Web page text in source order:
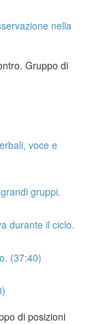
nella
Gruppo di
voce e
gruppi.
durante il ciclo.
(37:40)
di posizioni